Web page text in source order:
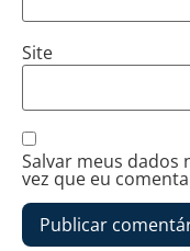
Site
Salvar meus dados
vez que eu